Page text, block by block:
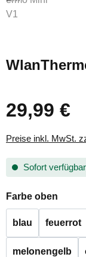
Regulärer Preis:
29,99 €
Preise inkl. MwSt.
Sofort
Farbe oben
blau feuerrot
melonengelb